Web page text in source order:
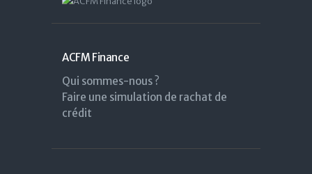
ACFM Finance
Qui sommes-nous ?
Faire une simulation de rachat de
crédit